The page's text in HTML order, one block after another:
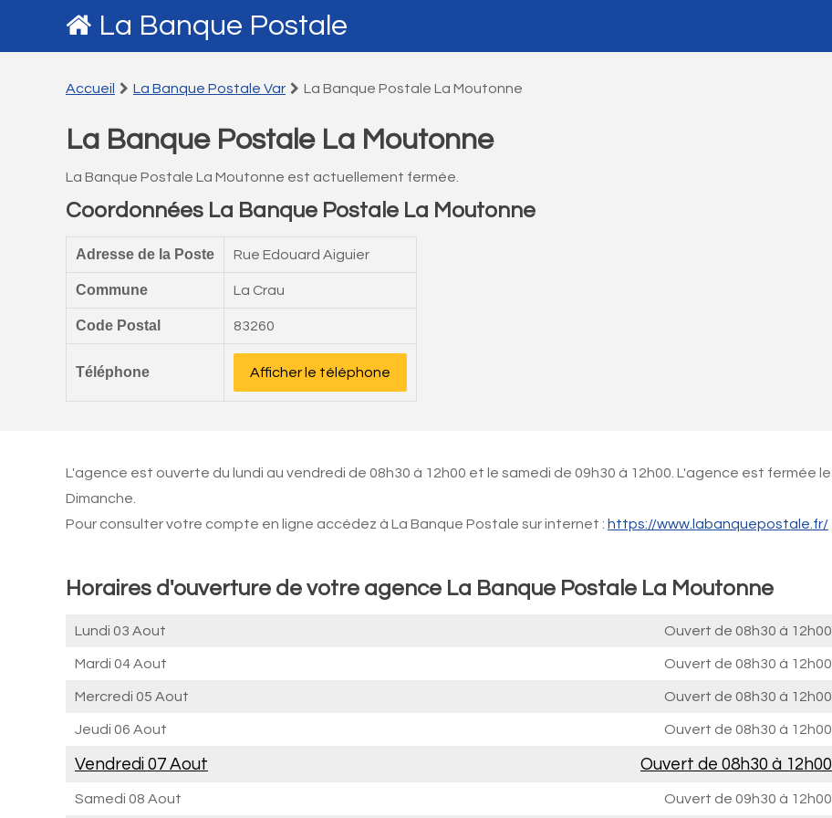
La Banque Postale
Accueil La Banque Postale Var La Banque Postale La Moutonne
La Banque Postale La Moutonne
La Banque Postale La Moutonne est actuellement fermée.
Coordonnées La Banque Postale La Moutonne
Adresse de la Poste Rue Edouard Aiguier
Commune La Crau
Code Postal 83260
Téléphone Afficher le téléphone
L'agence est ouverte du lundi au vendredi de 08h30 à 12h00 et le samedi de 09h30 à 12h00. L'agence est fermée le
Dimanche.
Pour consulter votre compte en ligne accédez à La Banque Postale sur internet : https://www.labanquepostale.fr/
Horaires d'ouverture de votre agence La Banque Postale La Moutonne
Lundi 03 Aout Ouvert de 08h30 à 12h00
Mardi 04 Aout Ouvert de 08h30 à 12h00
Mercredi 05 Aout Ouvert de 08h30 à 12h00
Jeudi 06 Aout Ouvert de 08h30 à 12h00
Vendredi 07 Aout Ouvert de 08h30 à 12h00
Samedi 08 Aout Ouvert de 09h30 à 12h00